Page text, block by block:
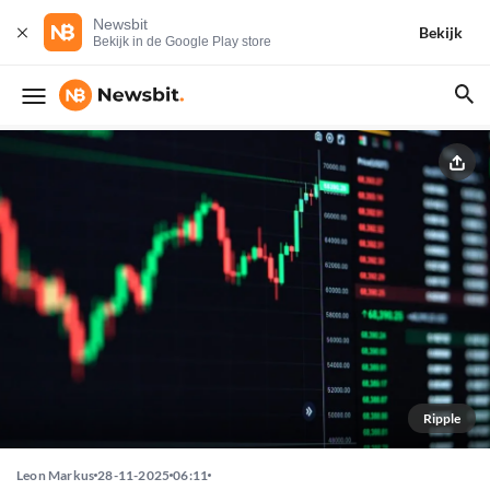
Newsbit
Bekijk in de Google Play store
Bekijk
Ripple
Leon Markus 28-11-2025 06:11